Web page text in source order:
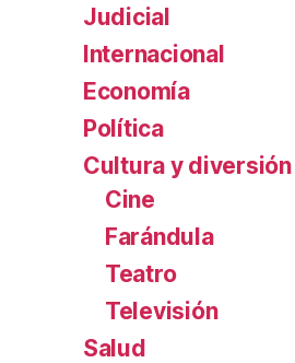
Judicial
Internacional
Economía
Política
Cultura y diversión
Cine
Farándula
Teatro
Televisión
Salud